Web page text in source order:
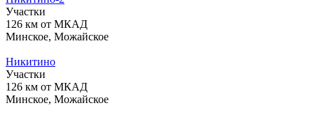
Участки
126 км от МКАД
Минское, Можайское
Никитино
Участки
126 км от МКАД
Минское, Можайское